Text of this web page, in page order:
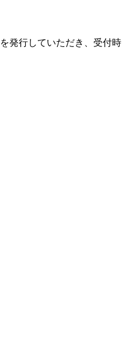
発行していただき、受付時